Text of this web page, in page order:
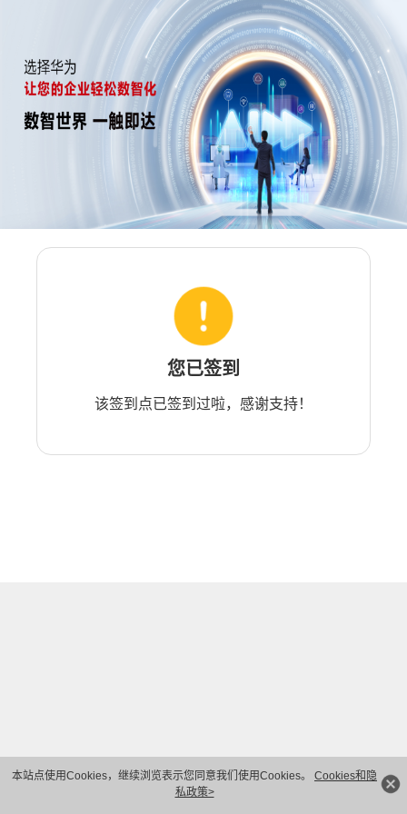
本站点使用Cookies，继续浏览表示您同意我们使用Cookies。 Cookies和隐
私政策>
您已签到
该签到点已签到过啦，感谢支持！